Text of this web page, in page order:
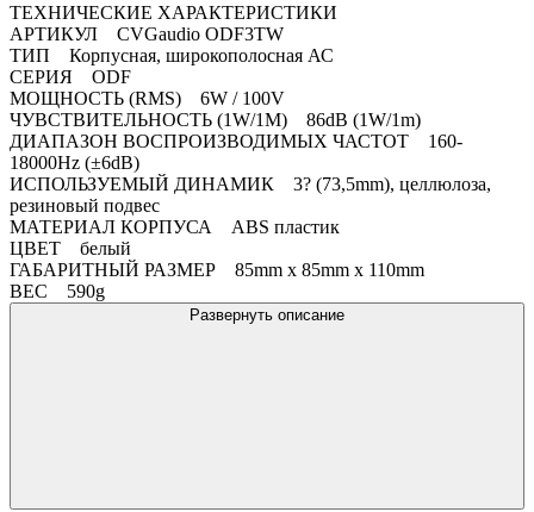
ТЕХНИЧЕСКИЕ ХАРАКТЕРИСТИКИ
АРТИКУЛ CVGaudio ODF3TW
ТИП Корпусная, широкополосная АС
СЕРИЯ ODF
МОЩНОСТЬ (RMS) 6W / 100V
ЧУВСТВИТЕЛЬНОСТЬ (1W/1M) 86dB (1W/1m)
ДИАПАЗОН ВОСПРОИЗВОДИМЫХ ЧАСТОТ 160-
18000Hz (±6dB)
ИСПОЛЬЗУЕМЫЙ ДИНАМИК 3? (73,5mm), целлюлоза,
резиновый подвес
МАТЕРИАЛ КОРПУСА ABS пластик
ЦВЕТ белый
ГАБАРИТНЫЙ РАЗМЕР 85mm x 85mm x 110mm
ВЕС 590g
Развернуть описание